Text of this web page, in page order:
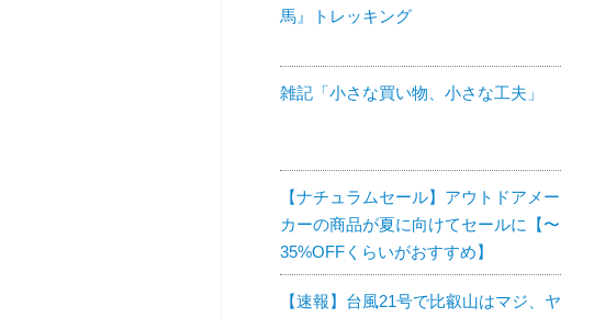
馬』トレッキング
雑記「小さな買い物、小さな工夫」
【ナチュラムセール】アウトドアメー
カーの商品が夏に向けてセールに【〜
35%OFFくらいがおすすめ】
【速報】台風21号で比叡山はマジ、ヤ